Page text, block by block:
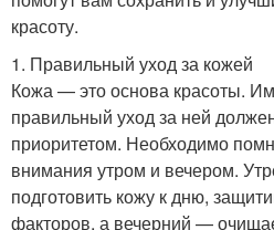
красоту.
1. Правильный уход за кожей
Кожа — это основа красоты.
правильный уход за ней
приоритетом. Необходимо
внимания утром и вечером.
подготовить кожу к дню,
факторов, а вечерний —